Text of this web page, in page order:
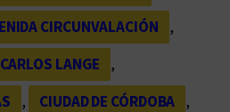
CIRCUNVALACIÓN
,
CARLOS LANGE
,
, CIUDAD DE CÓRDOBA
,